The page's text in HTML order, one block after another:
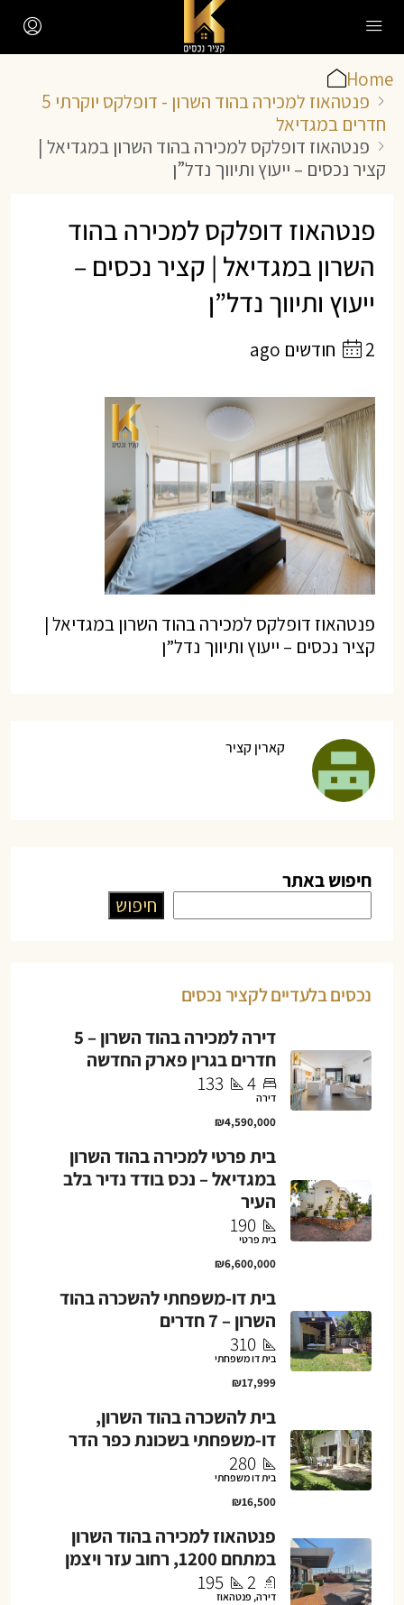
Home
פנטהאוז למכירה בהוד השרון - דופלקס יוקרתי 5
חדרים במגדיאל
פנטהאוז דופלקס למכירה בהוד השרון במגדיאל |
קציר נכסים – ייעוץ ותיווך נדל”ן
פנטהאוז דופלקס למכירה בהוד
השרון במגדיאל | קציר נכסים –
ייעוץ ותיווך נדל”ן
2 חודשים ago
פנטהאוז דופלקס למכירה בהוד השרון במגדיאל |
קציר נכסים – ייעוץ ותיווך נדל”ן
קארין קציר
חיפוש באתר
חיפוש
נכסים בלעדיים לקציר נכסים
דירה למכירה בהוד השרון – 5
חדרים בגרין פארק החדשה
4
133
דירה
₪4,590,000
בית פרטי למכירה בהוד השרון
במגדיאל – נכס בודד נדיר בלב
העיר
190
בית פרטי
₪6,600,000
בית דו-משפחתי להשכרה בהוד
השרון – 7 חדרים
310
בית דו משפחתי
₪17,999
בית להשכרה בהוד השרון,
דו-משפחתי בשכונת כפר הדר
280
בית דו משפחתי
₪16,500
פנטהאוז למכירה בהוד השרון
במתחם 1200, רחוב עזר ויצמן
2
195
דירה, פנטהאוז